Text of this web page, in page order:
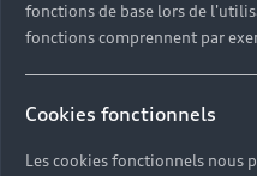
fonctions de base lors de
fonctions comprennent par
Cookies fonctionnels
Les cookies fonctionnels nous